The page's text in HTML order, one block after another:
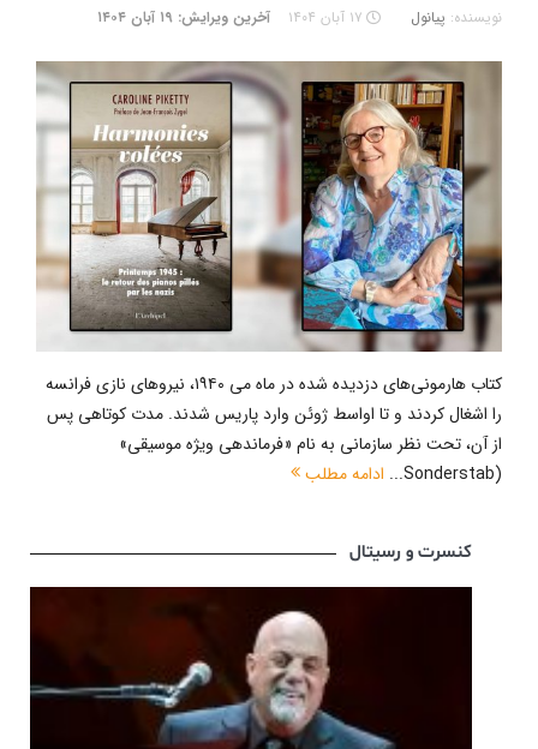
نویسنده: پیانول ۱۷ آبان ۱۴۰۴ آخرین ویرایش: ۱۹ آبان ۱۴۰۴
کتاب هارمونی‌های دزدیده شده در ماه می ۱۹۴۰، نیروهای نازی فرانسه
را اشغال کردند و تا اواسط ژوئن وارد پاریس شدند. مدت کوتاهی پس
از آن، تحت نظر سازمانی به نام «فرماندهی ویژه موسیقی»
(Sonderstab...
ادامه مطلب
کنسرت و رسیتال